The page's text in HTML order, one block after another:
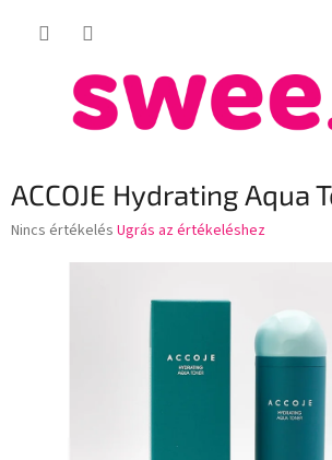
ACCOJE Hydrating Aqua
A
Nincs értékelés Ugrás az értékeléshez